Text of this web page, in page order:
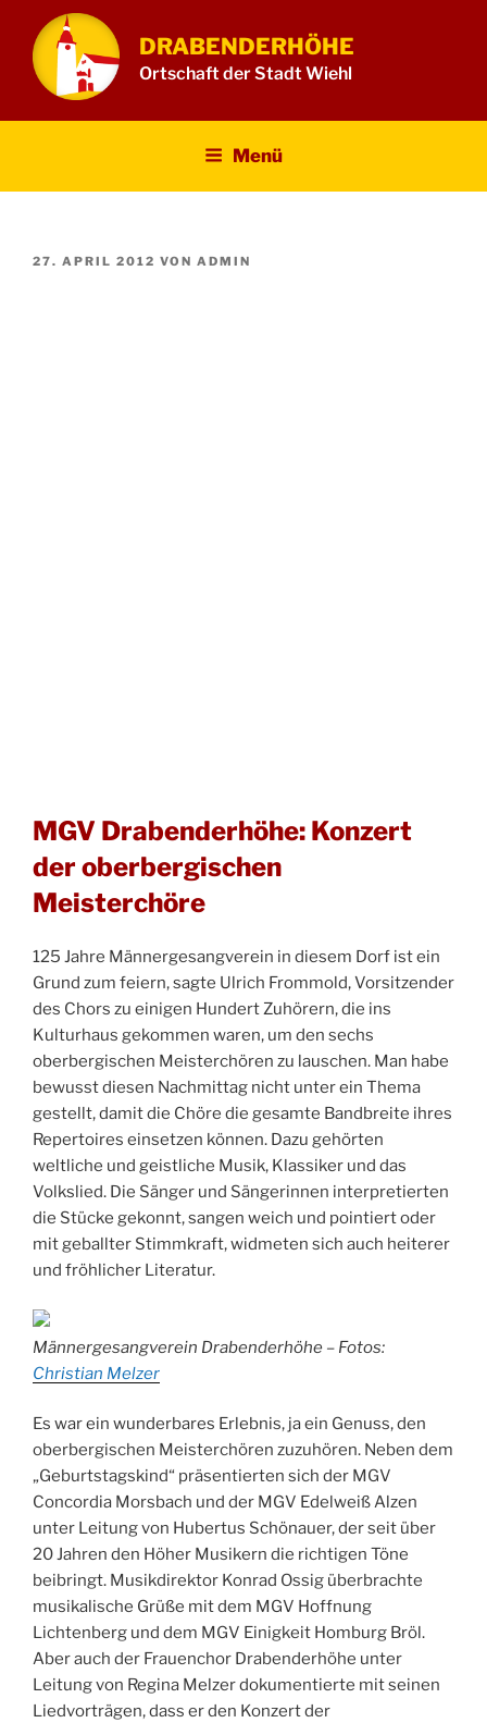
Inhalt
springen
DRABENDERHÖHE
Ortschaft der Stadt Wiehl
Menü
VERÖFFENTLICHT
27. APRIL 2012 VON ADMIN
MGV Drabenderhöhe: Konzert
der oberbergischen
Meisterchöre
125 Jahre Männergesangverein in diesem Dorf ist ein
Grund zum feiern, sagte Ulrich Frommold, Vorsitzender
des Chors zu einigen Hundert Zuhörern, die ins
Kulturhaus gekommen waren, um den sechs
oberbergischen Meisterchören zu lauschen. Man habe
bewusst diesen Nachmittag nicht unter ein Thema
gestellt, damit die Chöre die gesamte Bandbreite ihres
Repertoires einsetzen können. Dazu gehörten
weltliche und geistliche Musik, Klassiker und das
Volkslied. Die Sänger und Sängerinnen interpretierten
die Stücke gekonnt, sangen weich und pointiert oder
mit geballter Stimmkraft, widmeten sich auch heiterer
und fröhlicher Literatur.
Männergesangverein Drabenderhöhe – Fotos:
Christian Melzer
Es war ein wunderbares Erlebnis, ja ein Genuss, den
oberbergischen Meisterchören zuzuhören. Neben dem
„Geburtstagskind“ präsentierten sich der MGV
Concordia Morsbach und der MGV Edelweiß Alzen
unter Leitung von Hubertus Schönauer, der seit über
20 Jahren den Höher Musikern die richtigen Töne
beibringt. Musikdirektor Konrad Ossig überbrachte
musikalische Grüße mit dem MGV Hoffnung
Lichtenberg und dem MGV Einigkeit Homburg Bröl.
Aber auch der Frauenchor Drabenderhöhe unter
Leitung von Regina Melzer dokumentierte mit seinen
Liedvorträgen, dass er den Konzert der